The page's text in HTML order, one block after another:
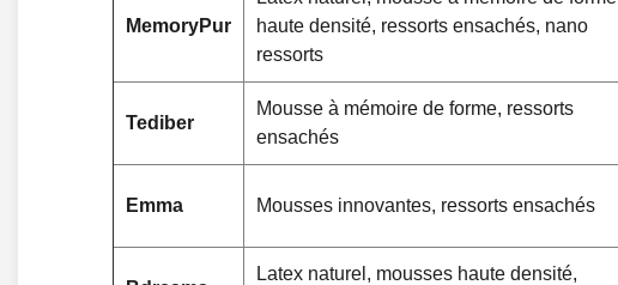
MemoryPur
haute densité, ressorts ensachés, nano
ressorts
Tediber
Mousse à mémoire de forme, ressorts
ensachés
Emma Mousses innovantes, ressorts ensachés
Latex naturel, mousses haute densité,